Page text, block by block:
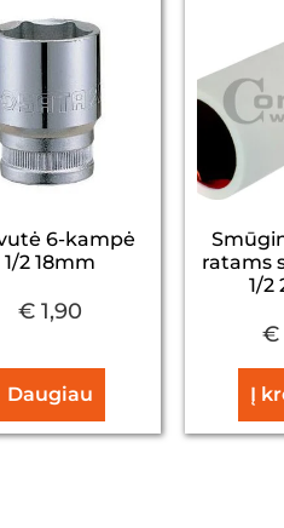
6-kampė
1/2 18mm
€1,90
Daugiau
ratams
1/2
€
Į